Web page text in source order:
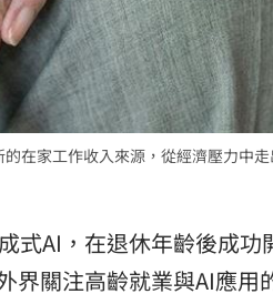
在家工作收入來源，從經濟壓力中
式AI，在退休年齡後成功
界關注高齡就業與AI應用